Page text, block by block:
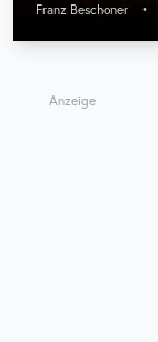
Franz Beschoner •
Anzeige